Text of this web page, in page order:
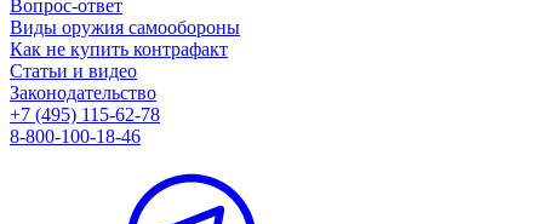
Вопрос-ответ
Виды оружия самообороны
Как не купить контрафакт
Статьи и видео
Законодательство
+7 (495) 115-62-78
8-800-100-18-46